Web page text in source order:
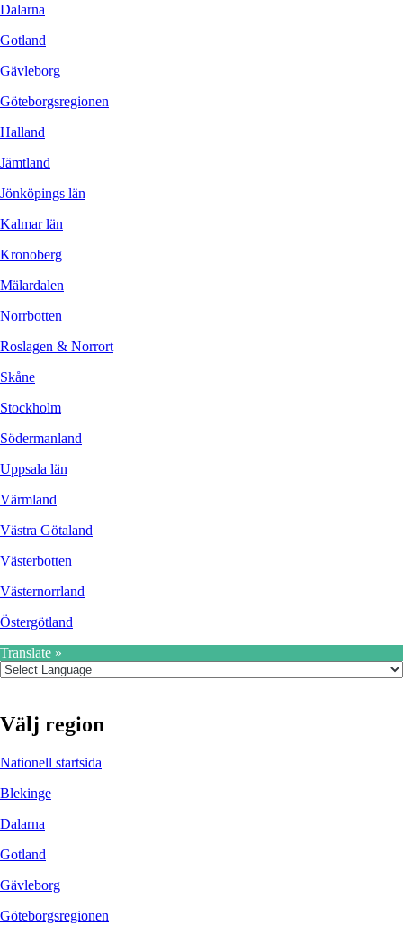
Dalarna
Gotland
Gävleborg
Göteborgsregionen
Halland
Jämtland
Jönköpings län
Kalmar län
Kronoberg
Mälardalen
Norrbotten
Roslagen & Norrort
Skåne
Stockholm
Södermanland
Uppsala län
Värmland
Västra Götaland
Västerbotten
Västernorrland
Östergötland
Translate »
Välj region
Nationell startsida
Blekinge
Dalarna
Gotland
Gävleborg
Göteborgsregionen